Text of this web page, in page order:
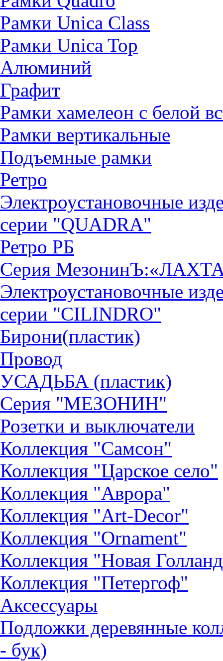
Рамки Unica Class
Рамки Unica Top
Алюминий
Графит
Рамки хамелеон с белой
Рамки вертикальные
Подъемные рамки
Ретро
Электроустановочные
серии "QUADRА"
Ретро РБ
Серия
Электроустановочные
серии "CILINDRO"
Бирони(пластик)
Провод
УСАДЬБА (пластик)
Серия "МЕЗОНИН"
Розетки и выключатели
Коллекция "Самсон"
Коллекция "Царское село"
Коллекция "Аврора"
Коллекция "Art-Decor"
Коллекция "Ornament"
Коллекция "Новая
Коллекция "Петергоф"
Аксессуары
Подложки деревянные
- бук)